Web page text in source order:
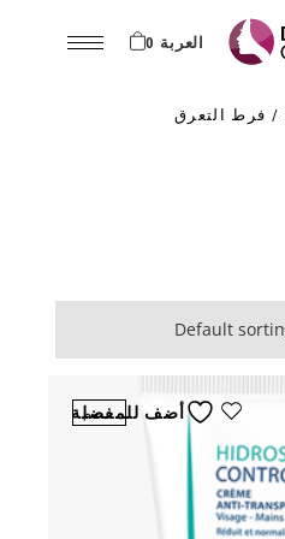
العربة 0
فرط التعرق
خصم
أضف للمفضلة